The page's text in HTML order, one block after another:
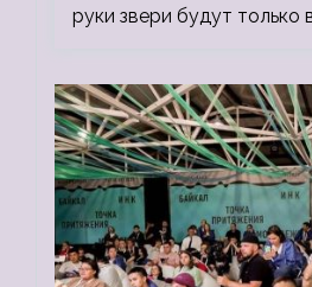
руки звери будут только